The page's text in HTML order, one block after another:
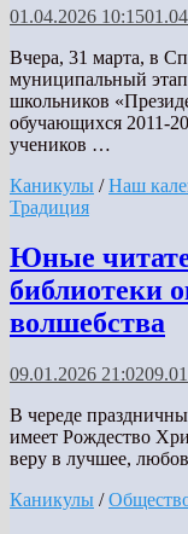
01.04.2026 10:15
Вчера, 31 марта, в
муниципальный
школьников
обучающихся 2011-
учеников …
Каникулы /Наш
Традиция
Юные
библиотеки
волшебства
09.01.2026 21:02
В череде
имеет Рождество
веру в лучшее,
Каникулы /